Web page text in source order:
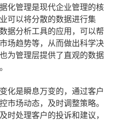
化管理是现代企业管理的核
可以将分散的数据进行集
据分析工具的应用，可以帮
场趋势等，从而做出科学决
为管理层提供了直观的数据
化是瞬息万变的，通过客户
市场动态，及时调整策略。
时处理客户的投诉和建议，